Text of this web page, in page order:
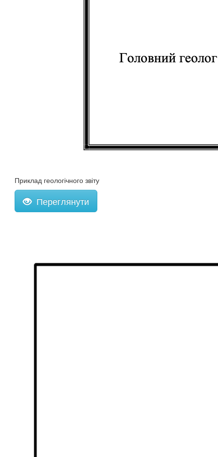
Приклад геологічного звіту
Переглянути